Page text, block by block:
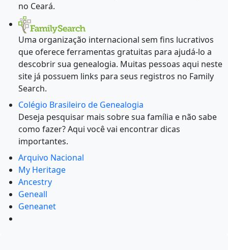
no Ceará.
Uma organização internacional sem fins lucrativos
que oferece ferramentas gratuitas para ajudá-lo a
descobrir sua genealogia. Muitas pessoas aqui neste
site já possuem links para seus registros no Family
Search.
Colégio Brasileiro de Genealogia
Deseja pesquisar mais sobre sua família e não sabe
como fazer? Aqui você vai encontrar dicas
importantes.
Arquivo Nacional
My Heritage
Ancestry
Geneall
Geneanet